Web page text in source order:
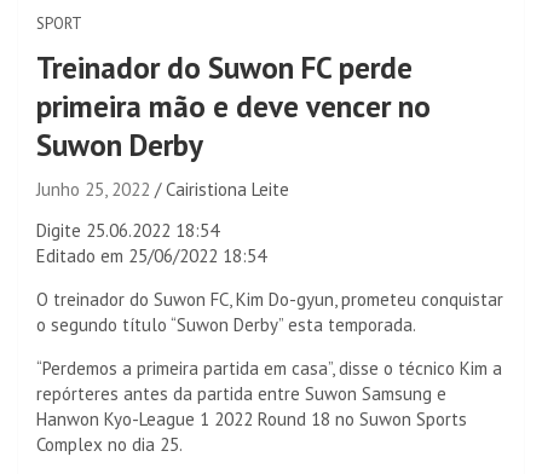
SPORT
Treinador do Suwon FC perde
primeira mão e deve vencer no
Suwon Derby
Junho 25, 2022
Cairistiona Leite
Digite 25.06.2022 18:54
Editado em 25/06/2022 18:54
O treinador do Suwon FC, Kim Do-gyun, prometeu conquistar
o segundo título “Suwon Derby” esta temporada.
“Perdemos a primeira partida em casa”, disse o técnico Kim a
repórteres antes da partida entre Suwon Samsung e
Hanwon Kyo-League 1 2022 Round 18 no Suwon Sports
Complex no dia 25.